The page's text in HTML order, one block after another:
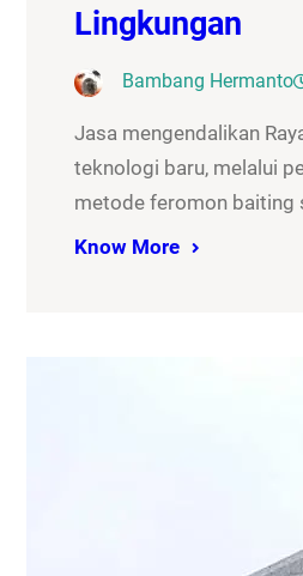
Lingkungan
Bambang Hermanto
Jasa mengendalikan
teknologi baru, melalui
metode feromon baiting
Know More